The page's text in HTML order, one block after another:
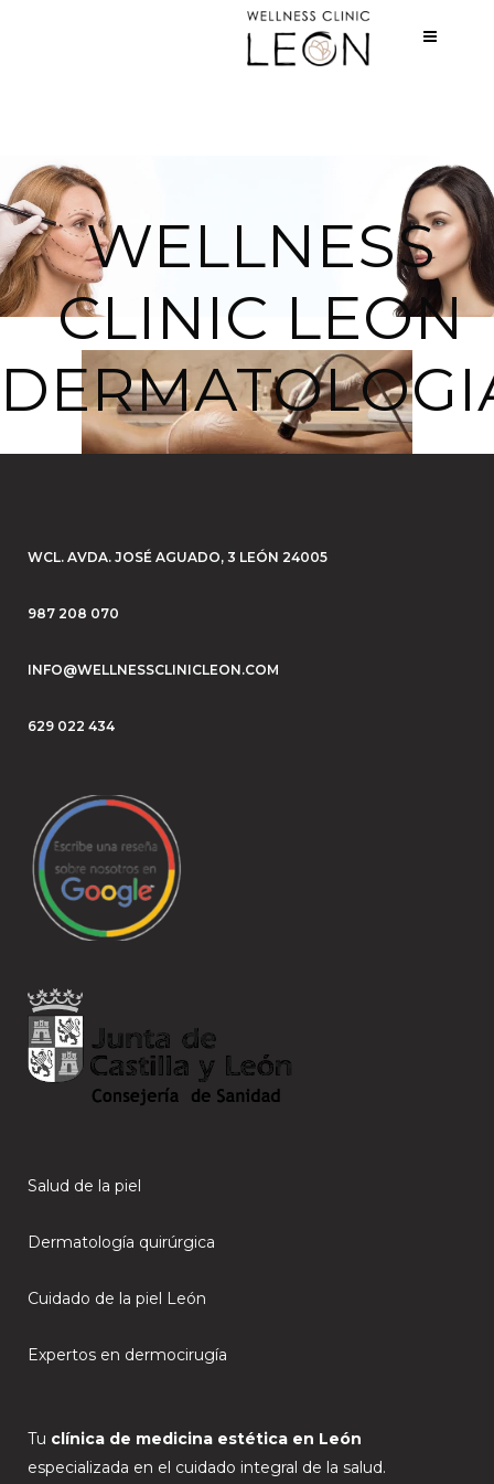
WELLNESS
CLINIC LEON
WCL. AVDA. JOSÉ AGUADO, 3 LEÓN 24005
987 208 070
INFO@WELLNESSCLINICLEON.COM
629 022 434
Salud de la piel
Dermatología quirúrgica
Cuidado de la piel León
Expertos en dermocirugía
Tu clínica de medicina estética en León
especializada en el cuidado integral de la salud.